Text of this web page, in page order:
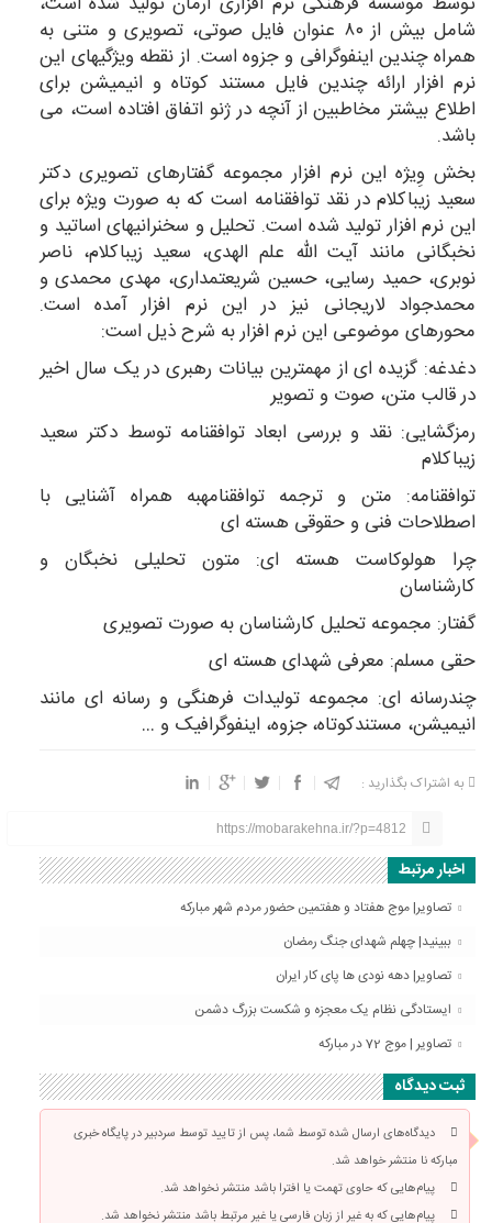
شامل بیش از ۸۰ عنوان فایل صوتی، تصویری و متنی به
همراه چندین اینفوگرافی و جزوه است. از نقطه ویژگیهای این
نرم افزار ارائه چندین فایل مستند کوتاه و انیمیشن برای
اطلاع بیشتر مخاطبین از آنچه در ژنو اتفاق افتاده است، می
باشد.
بخش وِیژه این نرم افزار مجموعه گفتارهای تصویری دکتر
سعید زیباکلام در نقد توافقنامه است که به صورت ویژه برای
این نرم افزار تولید شده است. تحلیل و سخنرانیهای اساتید و
نخبگانی مانند آیت الله علم الهدی، سعید زیباکلام، ناصر
نوبری، حمید رسایی، حسین شریعتمداری، مهدی محمدی و
محمدجواد لاریجانی نیز در این نرم افزار آمده است.
محورهای موضوعی این نرم افزار به شرح ذیل است:
دغدغه: گزیده ای از مهمترین بیانات رهبری در یک سال اخیر
در قالب متن، صوت و تصویر
رمزگشایی: نقد و بررسی ابعاد توافقنامه توسط دکتر سعید
زیباکلام
توافقنامه: متن و ترجمه توافقنامهبه همراه آشنایی با
اصطلاحات فنی و حقوقی هسته ای
چرا هولوکاست هسته ای: متون تحلیلی نخبگان و
کارشناسان
گفتار: مجموعه تحلیل کارشناسان به صورت تصویری
حقی مسلم: معرفی شهدای هسته ای
چندرسانه ای: مجموعه تولیدات فرهنگی و رسانه ای مانند
انیمیشن، مستندکوتاه، جزوه، اینفوگرافیک و …
به اشتراک بگذارید :
https://mobarakehna.ir/?p=4812
اخبار مرتبط
تصاویر| موج هفتاد و هفتمین حضور مردم شهر مبارکه
ببینید| چهلم شهدای جنگ رمضان
تصاویر| دهه نودی ها پای کار ایران
ایستادگی نظام یک معجزه و شکست بزرگ دشمن
تصاویر | موج 72 در مبارکه
ثبت دیدگاه
دیدگاه‌های ارسال شده توسط شما، پس از تایید توسط سردبیر در پایگاه خبری
مبارکه نا منتشر خواهد شد.
پیام‌هایی که حاوی تهمت یا افترا باشد منتشر نخواهد شد.
پیام‌هایی که به غیر از زبان فارسی یا غیر مرتبط باشد منتشر نخواهد شد.